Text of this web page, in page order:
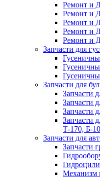
Ремонт и
Ремонт и
Ремонт и
Ремонт и
Ремонт и
Запчасти для
Запчасти для
Запчасти
Запчасти
Запчасти
Запчасти
Т-170, Б-
Запчасти для
Запчасти
Механизм